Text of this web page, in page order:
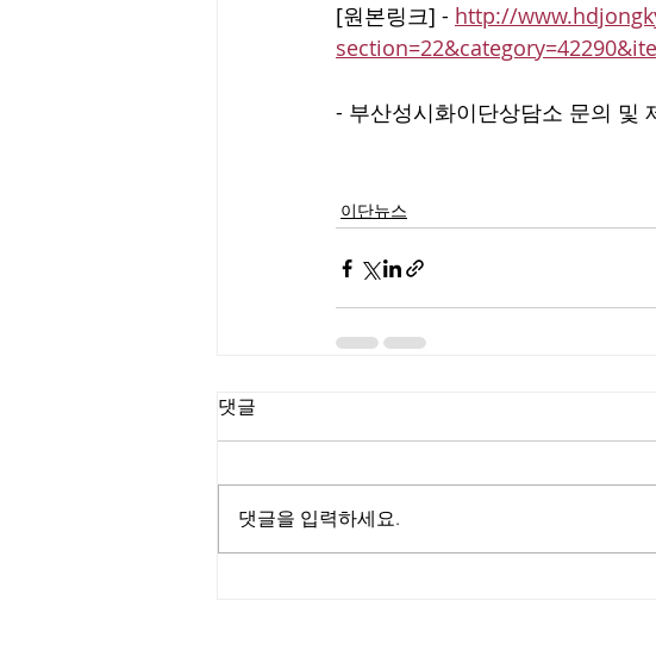
[원본링크] - http://
- 부산성시화이단상담소 문의 및
이단뉴스
댓글
댓글을 입력하세요.